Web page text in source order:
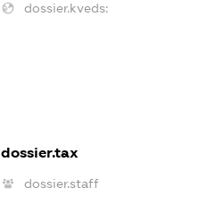
dossier.kveds:
dossier.tax
dossier.staff